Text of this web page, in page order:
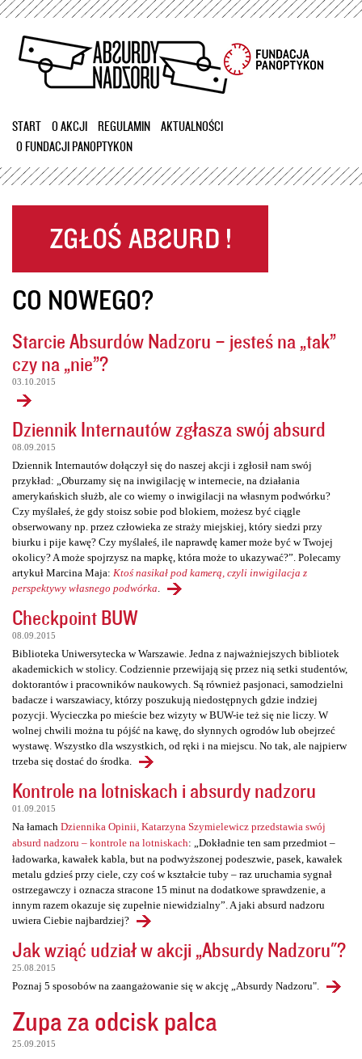
Przejdź
treści
START O AKCJI REGULAMIN
AKTUALNOŚCI
O FUNDACJI PANOPTYKON
CO NOWEGO?
Starcie Absurdów Nadzoru – jesteś na „tak”
czy na „nie”?
03.10.2015
Dziennik Internautów zgłasza swój absurd
08.09.2015
Dziennik Internautów dołączył się do naszej akcji i zgłosił nam swój
przykład: „Oburzamy się na inwigilację w internecie, na działania
amerykańskich służb, ale co wiemy o inwigilacji na własnym podwórku?
Czy myślałeś, że gdy stoisz sobie pod blokiem, możesz być ciągle
obserwowany np. przez człowieka ze straży miejskiej, który siedzi przy
biurku i pije kawę? Czy myślałeś, ile naprawdę kamer może być w Twojej
okolicy? A może spojrzysz na mapkę, która może to ukazywać?”. Polecamy
artykuł Marcina Maja: Ktoś nasikał pod kamerą, czyli inwigilacja z
perspektywy własnego podwórka
Checkpoint BUW
08.09.2015
Biblioteka Uniwersytecka w Warszawie. Jedna z najważniejszych bibliotek
akademickich w stolicy. Codziennie przewijają się przez nią setki studentów,
doktorantów i pracowników naukowych. Są również pasjonaci, samodzielni
badacze i warszawiacy, którzy poszukują niedostępnych gdzie indziej
pozycji. Wycieczka po mieście bez wizyty w BUW-ie też się nie liczy. W
wolnej chwili można tu pójść na kawę, do słynnych ogrodów lub obejrzeć
wystawę. Wszystko dla wszystkich, od ręki i na miejscu. No tak, ale najpierw
trzeba się dostać do środka.
Kontrole na lotniskach i absurdy nadzoru
01.09.2015
Na łamach Dziennika Opinii, Katarzyna Szymielewicz przedstawia swój
absurd nadzoru – kontrole na lotniskach: „Dokładnie ten sam przedmiot –
ładowarka, kawałek kabla, but na podwyższonej podeszwie, pasek, kawałek
metalu gdzieś przy ciele, czy coś w kształcie tuby – raz uruchamia sygnał
ostrzegawczy i oznacza stracone 15 minut na dodatkowe sprawdzenie, a
innym razem okazuje się zupełnie niewidzialny”. A jaki absurd nadzoru
uwiera Ciebie najbardziej?
Jak wziąć udział w akcji „Absurdy Nadzoru"?
25.08.2015
Poznaj 5 sposobów na zaangażowanie się w akcję „Absurdy Nadzoru".
Zupa za odcisk palca
25.09.2015